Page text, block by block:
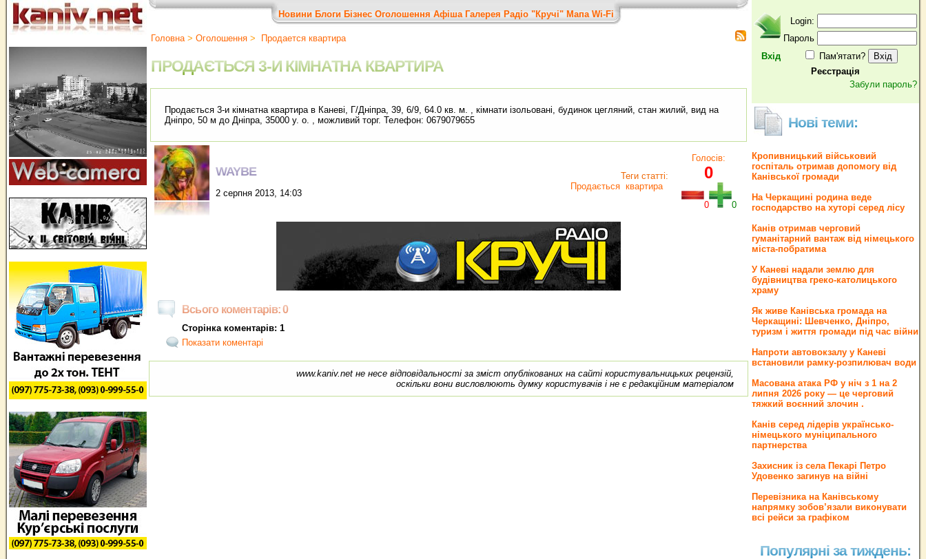
Новини Блоги Бізнес Оголошення Афіша Галерея Радіо "Кручі" Мапа Wi-Fi
Головна> Оголошення > Продается квартира
ПРОДАЄТЬСЯ 3-И КІМНАТНА КВАРТИРА
Продається 3-и кімнатна квартира в Каневі, Г/Дніпра, 39, 6/9, 64.0 кв. м. , кімнати ізольовані, будинок цегляний, стан жилий, вид на
Дніпро, 50 м до Дніпра, 35000 у. о. , можливий торг. Телефон: 0679079655
WAYBE
2 серпня 2013, 14:03
Теги статті:
Продається квартира
Голосів:
0
0 0
Всього коментарів: 0
Сторінка коментарів: 1
Показати коментарі
www.kaniv.net не несе відповідальності за зміст опублікованих на сайті користувальницьких рецензій,
оскільки вони висловлюють думку користувачів і не є редакційним матеріалом
Вхід
Login:
Пароль
Пам'ятати?
Реєстрація
Забули пароль?
Нові теми:
Кропивницький військовий
госпіталь отримав допомогу від
Канівської громади
На Черкащині родина веде
господарство на хуторі серед лісу
Канів отримав черговий
гуманітарний вантаж від німецького
міста-побратима
У Каневі надали землю для
будівництва греко‐католицького
храму
Як живе Канівська громада на
Черкащині: Шевченко, Дніпро,
туризм і життя громади під час війни
Напроти автовокзалу у Каневі
встановили рамку-розпилювач води
Масована атака РФ у ніч з 1 на 2
липня 2026 року — це черговий
тяжкий воєнний злочин .
Канів серед лідерів українсько-
німецького муніципального
партнерства
Захисник із села Пекарі Петро
Удовенко загинув на війні
Перевізника на Канівському
напрямку зобов’язали виконувати
всі рейси за графіком
Популярні за тиждень: